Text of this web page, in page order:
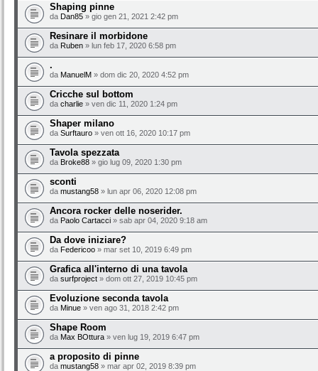
Shaping pinne
da Dan85 » gio gen 21, 2021 2:42 pm
Resinare il morbidone
da Ruben » lun feb 17, 2020 6:58 pm
.
da ManuelM » dom dic 20, 2020 4:52 pm
Cricche sul bottom
da charlie » ven dic 11, 2020 1:24 pm
Shaper milano
da Surftauro » ven ott 16, 2020 10:17 pm
Tavola spezzata
da Broke88 » gio lug 09, 2020 1:30 pm
sconti
da mustang58 » lun apr 06, 2020 12:08 pm
Ancora rocker delle noserider.
da Paolo Cartacci » sab apr 04, 2020 9:18 am
Da dove iniziare?
da Federicoo » mar set 10, 2019 6:49 pm
Grafica all'interno di una tavola
da surfproject » dom ott 27, 2019 10:45 pm
Evoluzione seconda tavola
da Minue » ven ago 31, 2018 2:42 pm
Shape Room
da Max BOttura » ven lug 19, 2019 6:47 pm
a proposito di pinne
da mustang58 » mar apr 02, 2019 8:39 pm